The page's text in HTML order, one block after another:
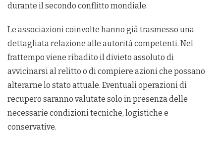
durante il secondo conflitto mondiale.
Le associazioni coinvolte hanno già trasmesso una
dettagliata relazione alle autorità competenti. Nel
frattempo viene ribadito il divieto assoluto di
avvicinarsi al relitto o di compiere azioni che possano
alterarne lo stato attuale. Eventuali operazioni di
recupero saranno valutate solo in presenza delle
necessarie condizioni tecniche, logistiche e
conservative.